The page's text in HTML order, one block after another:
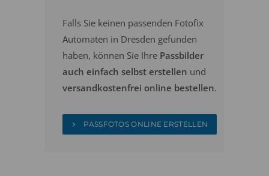
Falls Sie keinen passenden Fotofix
Automaten in Dresden gefunden
haben, können Sie Ihre Passbilder
auch einfach selbst erstellen und
versandkostenfrei online bestellen.
PASSFOTOS ONLINE ERSTELLEN